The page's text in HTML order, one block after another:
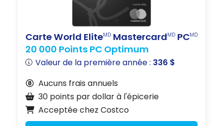
Carte World EliteMD MastercardMD PCMD
20 000 Points PC Optimum
Valeur de la première année : 336 $
Aucuns frais annuels
30 points par dollar à l'épicerie
Acceptée chez Costco